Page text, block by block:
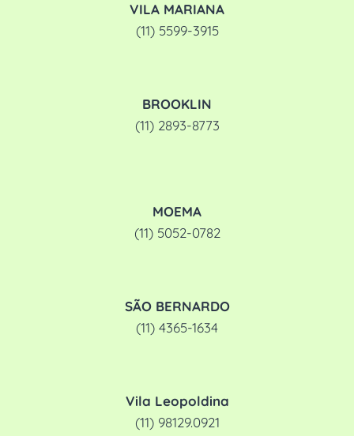
VILA MARIANA
(11) 5599-3915
BROOKLIN
(11) 2893-8773
MOEMA
(11) 5052-0782
SÃO BERNARDO
(11) 4365-1634
Vila Leopoldina
(11) 98129.0921